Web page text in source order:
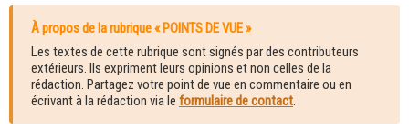
À propos de la rubrique « POINTS DE VUE »
Les textes de cette rubrique sont signés par des contributeurs
extérieurs. Ils expriment leurs opinions et non celles de la
rédaction. Partagez votre point de vue en commentaire ou en
écrivant à la rédaction via le formulaire de contact.